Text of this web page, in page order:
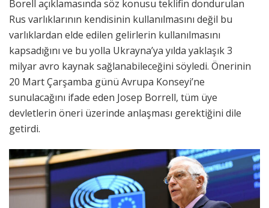
Borell açıklamasında söz konusu teklifin dondurulan
Rus varlıklarının kendisinin kullanılmasını değil bu
varlıklardan elde edilen gelirlerin kullanılmasını
kapsadığını ve bu yolla Ukrayna’ya yılda yaklaşık 3
milyar avro kaynak sağlanabileceğini söyledi. Önerinin
20 Mart Çarşamba günü Avrupa Konseyi’ne
sunulacağını ifade eden Josep Borrell, tüm üye
devletlerin öneri üzerinde anlaşması gerektiğini dile
getirdi.